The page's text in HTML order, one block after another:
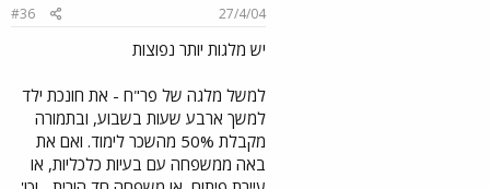
27/4/04
#36
יש מלגות יותר נפוצות
למשל מלגה של פר"ח - את חונכת ילד
למשך ארבע שעות בשבוע, ובתמורה
מקבלת 50% מהשכר לימוד. ואם את
באה ממשפחה עם בעיות כלכליות, או